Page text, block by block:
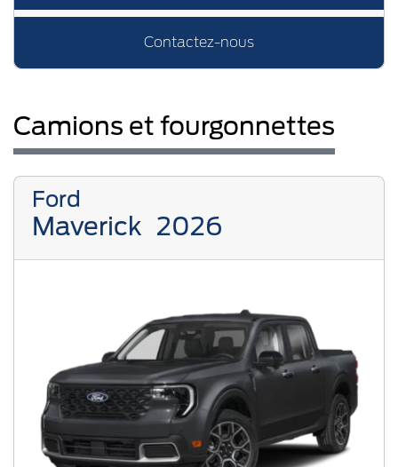
Contactez-nous
Camions et fourgonnettes
Ford
Maverick 2026
Previous